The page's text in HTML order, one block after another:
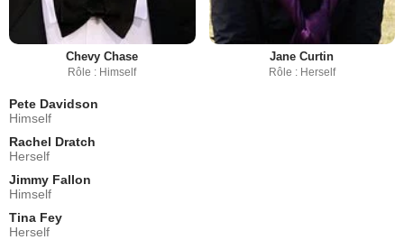
Chevy Chase
Rôle : Himself
Jane Curtin
Rôle : Herself
Pete Davidson
Himself
Rachel Dratch
Herself
Jimmy Fallon
Himself
Tina Fey
Herself